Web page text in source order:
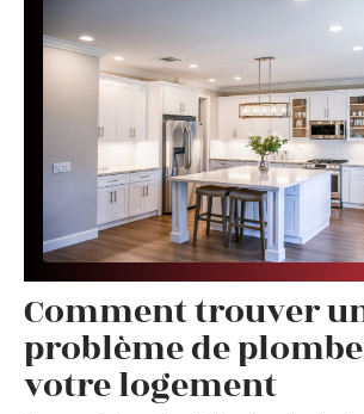
Comment trouver
problème de
votre logement